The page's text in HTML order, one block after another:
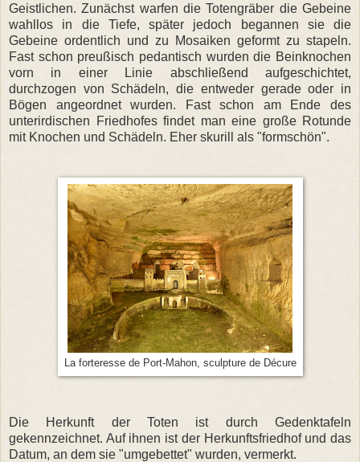
Geistlichen. Zunächst warfen die Totengräber die Gebeine
wahllos in die Tiefe, später jedoch begannen sie die
Gebeine ordentlich und zu Mosaiken geformt zu stapeln.
Fast schon preußisch pedantisch wurden die Beinknochen
vorn in einer Linie abschließend aufgeschichtet,
durchzogen von Schädeln, die entweder gerade oder in
Bögen angeordnet wurden. Fast schon am Ende des
unterirdischen Friedhofes findet man eine große Rotunde
mit Knochen und Schädeln. Eher skurill als "formschön".
La forteresse de Port-Mahon, sculpture de Décure
Die Herkunft der Toten ist durch Gedenktafeln
gekennzeichnet. Auf ihnen ist der Herkunftsfriedhof und das
Datum, an dem sie "umgebettet" wurden, vermerkt.